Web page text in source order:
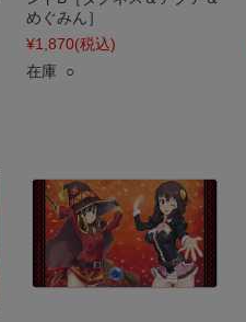
めぐみん］
¥1,870(税込)
在庫 ○